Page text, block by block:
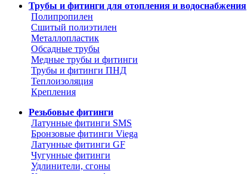
Трубы и фитинги для отопления и водоснабжения
Полипропилен
Сшитый полиэтилен
Металлопластик
Обсадные трубы
Медные трубы и фитинги
Трубы и фитинги ПНД
Теплоизоляция
Крепления
Резьбовые фитинги
Латунные фитинги SMS
Бронзовые фитинги Viega
Латунные фитинги GF
Чугунные фитинги
Удлинители, сгоны